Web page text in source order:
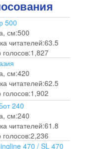
500
см:500
читателей:63.5
голосов:1,827
см:420
читателей:62.5
голосов:1,902
240
см:240
читателей:61.8
голосов:2,236
470 / SL 470